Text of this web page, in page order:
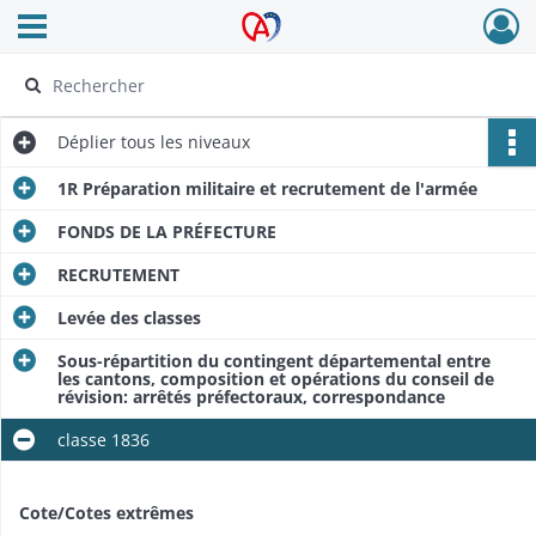
Archives Alsace - Colmar
Ouvrir le menu déroulant
Déplier tous les niveaux
1R Préparation militaire et recrutement de l'armée
FONDS DE LA PRÉFECTURE
RECRUTEMENT
Levée des classes
Sous-répartition du contingent départemental entre
les cantons, composition et opérations du conseil de
révision: arrêtés préfectoraux, correspondance
classe 1836
Cote/Cotes extrêmes